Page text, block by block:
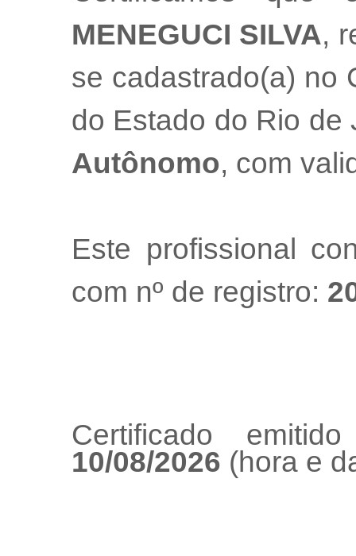
MENEGUCI SILVA,
se cadastrado(a) no
do Estado do Rio
Autônomo, com
Este profissional
com nº de registro:
Certificado
10/08/2026 (hora e